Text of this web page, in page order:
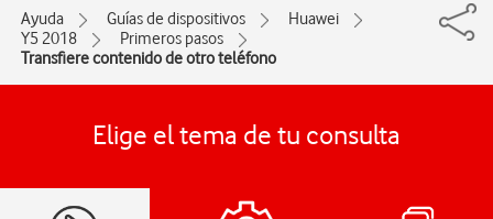
Ayuda Guías de dispositivos
Huawei
Y5 2018
Primeros pasos
Transfiere contenido de otro teléfono
Elige el tema de tu consulta